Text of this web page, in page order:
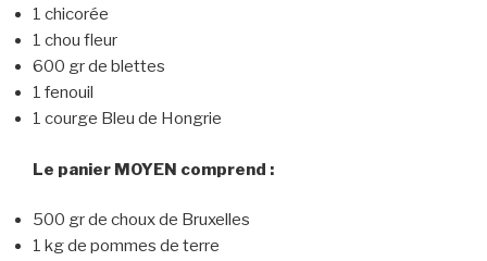
1 chicorée
1 chou fleur
600 gr de blettes
1 fenouil
1 courge Bleu de Hongrie
Le panier MOYEN comprend :
500 gr de choux de Bruxelles
1 kg de pommes de terre